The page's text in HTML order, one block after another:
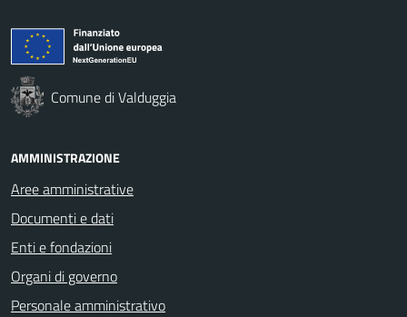
Comune di Valduggia
AMMINISTRAZIONE
Aree amministrative
Documenti e dati
Enti e fondazioni
Organi di governo
Personale amministrativo